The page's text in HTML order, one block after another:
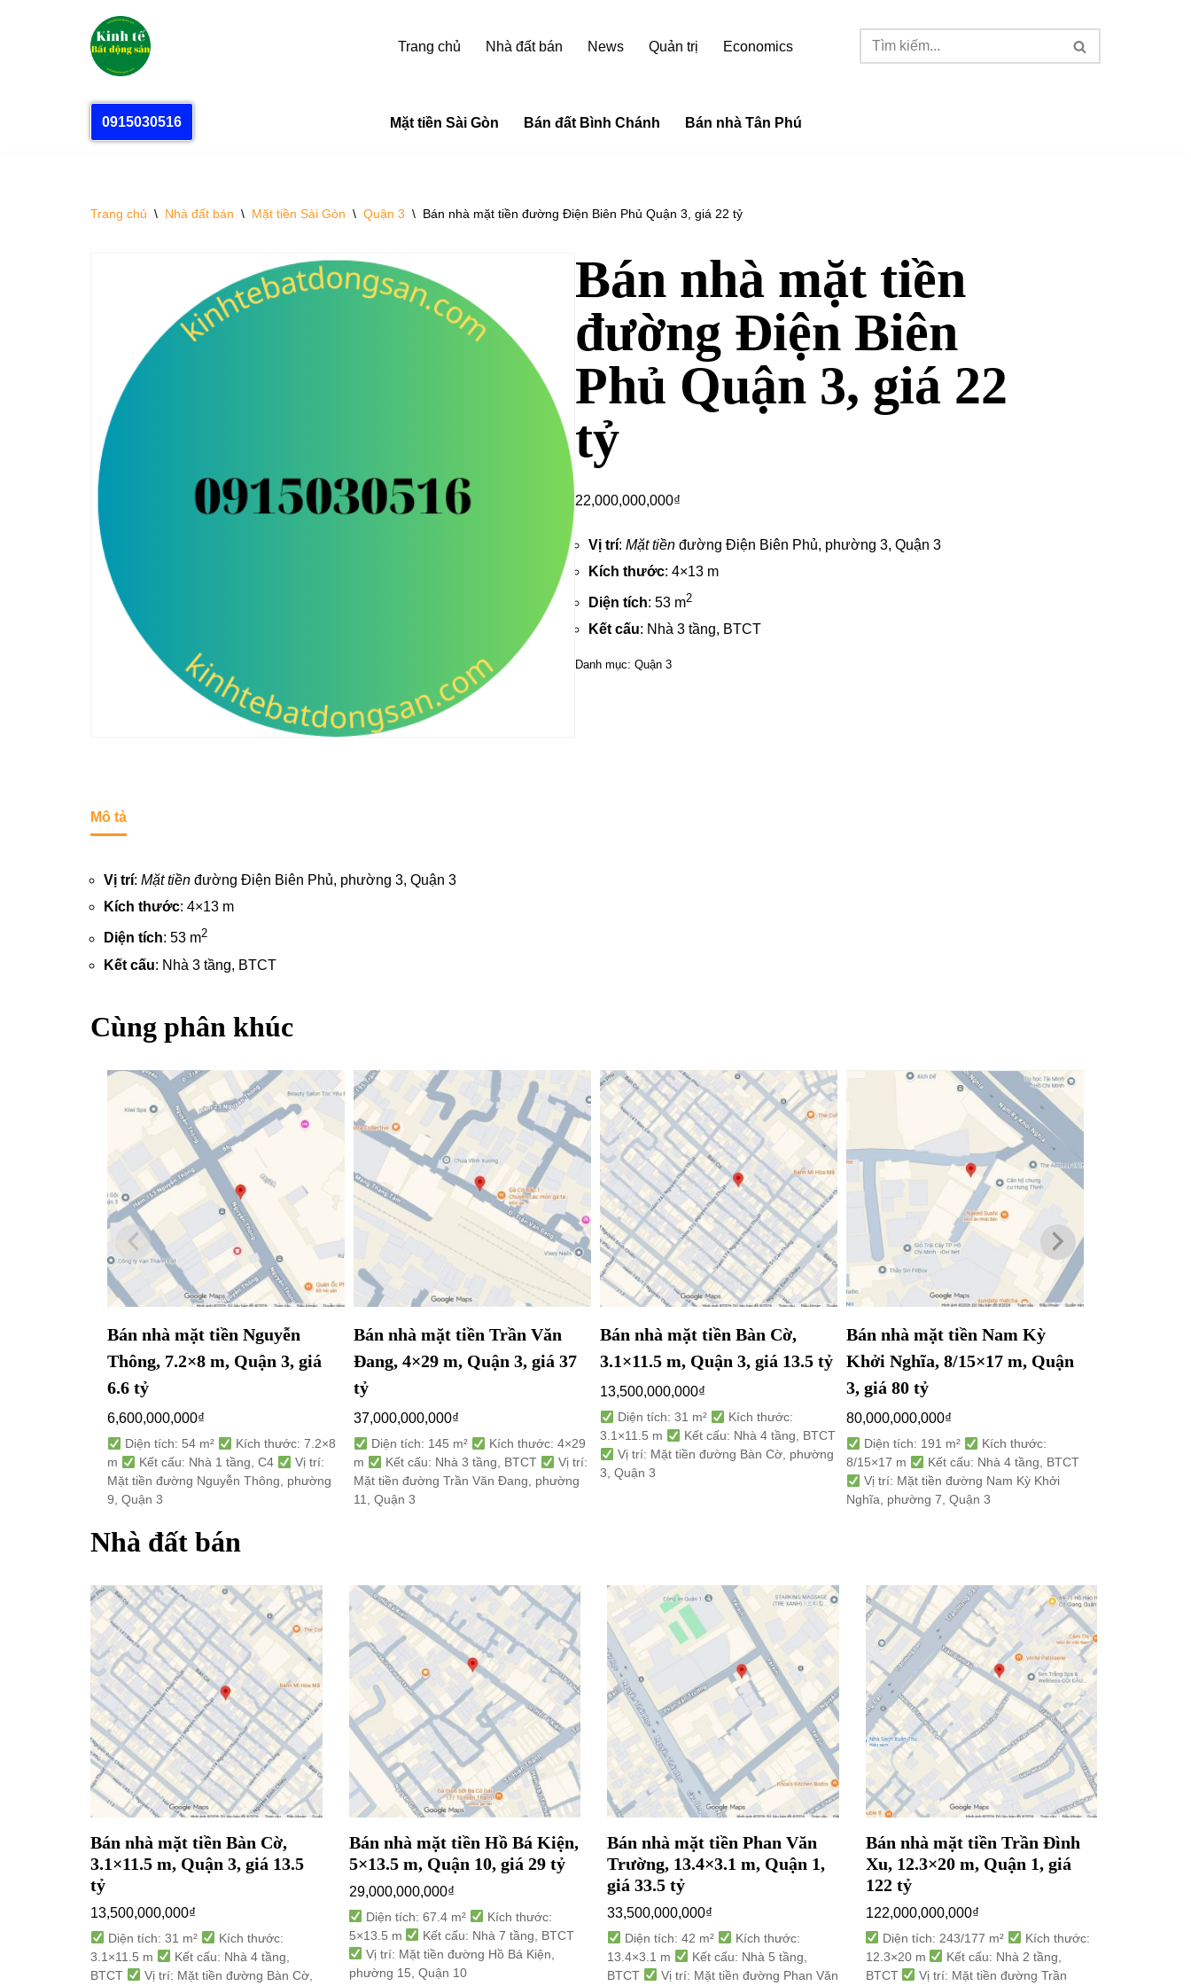
Trang chủ Nhà đất bán News Quản trị Economics
0915030516 Mặt tiền Sài Gòn Bán đất Bình Chánh Bán nhà Tân Phú
Trang chủ \ Nhà đất bán \ Mặt tiền Sài Gòn \ Quận 3 \ Bán nhà mặt tiền đường Điện Biên Phủ Quận 3, giá 22 tỷ
Bán nhà mặt tiền
đường Điện Biên
Phủ Quận 3, giá 22
tỷ
22,000,000,000₫
Vị trí:Mặt tiền đường Điện Biên Phủ, phường 3,Quận 3
Kích thước: 4×13 m
Diện tích: 53 m2
Kết cấu: Nhà 3 tầng, BTCT
Danh mục:Quận 3
Mô tả
Vị trí: Mặt tiền đường Điện Biên Phủ, phường 3, Quận 3
Kích thước: 4×13 m
Diện tích: 53 m2
Kết cấu: Nhà 3 tầng, BTCT
Cùng phân khúc
Bán nhà mặt tiền Nguyễn
Thông, 7.2×8 m, Quận 3, giá
6.6 tỷ
6,600,000,000₫
Diện tích: 54 m²
Kích thước: 7.2×8
m
Kết cấu: Nhà 1 tầng, C4
Vị trí:
Mặt tiền đường Nguyễn Thông, phường
9, Quận 3
Bán nhà mặt tiền Trần Văn
Đang, 4×29 m, Quận 3, giá 37
tỷ
37,000,000,000₫
Diện tích: 145 m²
Kích thước: 4×29
m
Kết cấu: Nhà 3 tầng, BTCT
Vị trí:
Mặt tiền đường Trần Văn Đang, phường
11, Quận 3
Bán nhà mặt tiền Bàn Cờ,
3.1×11.5 m, Quận 3, giá 13.5 tỷ
13,500,000,000₫
Diện tích: 31 m²
Kích thước:
3.1×11.5 m
Kết cấu: Nhà 4 tầng, BTCT
Vị trí: Mặt tiền đường Bàn Cờ, phường
3, Quận 3
Bán nhà mặt tiền Nam Kỳ
Khởi Nghĩa, 8/15×17 m, Quận
3, giá 80 tỷ
80,000,000,000₫
Diện tích: 191 m²
Kích thước:
8/15×17 m
Kết cấu: Nhà 4 tầng, BTCT
Vị trí: Mặt tiền đường Nam Kỳ Khởi
Nghĩa, phường 7, Quận 3
Nhà đất bán
Bán nhà mặt tiền Bàn Cờ,
3.1×11.5 m, Quận 3, giá 13.5
tỷ
13,500,000,000₫
Diện tích: 31 m²
Kích thước:
3.1×11.5 m
Kết cấu: Nhà 4 tầng,
BTCT
Vị trí: Mặt tiền đường Bàn Cờ,
Bán nhà mặt tiền Hồ Bá Kiện,
5×13.5 m, Quận 10, giá 29 tỷ
29,000,000,000₫
Diện tích: 67.4 m²
Kích thước:
5×13.5 m
Kết cấu: Nhà 7 tầng, BTCT
Vị trí: Mặt tiền đường Hồ Bá Kiện,
phường 15, Quận 10
Bán nhà mặt tiền Phan Văn
Trường, 13.4×3.1 m, Quận 1,
giá 33.5 tỷ
33,500,000,000₫
Diện tích: 42 m²
Kích thước:
13.4×3.1 m
Kết cấu: Nhà 5 tầng,
BTCT
Vị trí: Mặt tiền đường Phan Văn
Bán nhà mặt tiền Trần Đình
Xu, 12.3×20 m, Quận 1, giá
122 tỷ
122,000,000,000₫
Diện tích: 243/177 m²
Kích thước:
12.3×20 m
Kết cấu: Nhà 2 tầng,
BTCT
Vị trí: Mặt tiền đường Trần